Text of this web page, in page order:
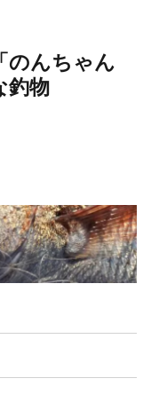
のんちゃん
釣物